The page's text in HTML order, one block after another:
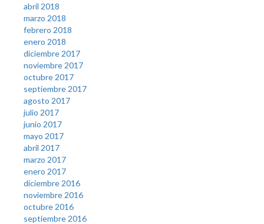
abril 2018
marzo 2018
febrero 2018
enero 2018
diciembre 2017
noviembre 2017
octubre 2017
septiembre 2017
agosto 2017
julio 2017
junio 2017
mayo 2017
abril 2017
marzo 2017
enero 2017
diciembre 2016
noviembre 2016
octubre 2016
septiembre 2016